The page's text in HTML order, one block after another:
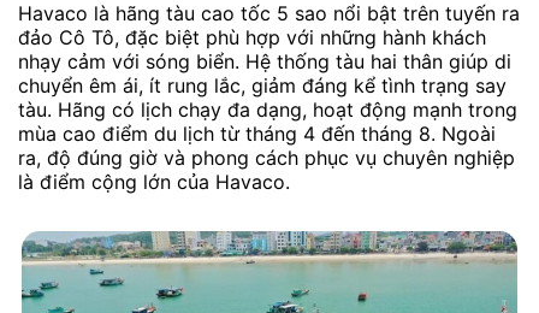
Havaco là hãng tàu cao tốc 5 sao nổi bật trên tuyến ra
đảo Cô Tô, đặc biệt phù hợp với những hành khách
nhạy cảm với sóng biển. Hệ thống tàu hai thân giúp di
chuyển êm ái, ít rung lắc, giảm đáng kể tình trạng say
tàu. Hãng có lịch chạy đa dạng, hoạt động mạnh trong
mùa cao điểm du lịch từ tháng 4 đến tháng 8. Ngoài
ra, độ đúng giờ và phong cách phục vụ chuyên nghiệp
là điểm cộng lớn của Havaco.